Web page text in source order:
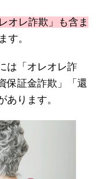
オレ詐欺」も含ま
す。
は「オレオレ詐
保証金詐欺」「還
ります。